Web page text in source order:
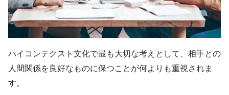
ハイコンテクスト文化で最も大切な考えとして、相手との
人間関係を良好なものに保つことが何よりも重視されま
す。